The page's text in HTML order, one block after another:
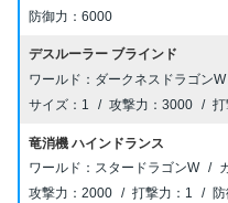
6000
デスルーラー ブラインド
ダークネスドラゴンW
1
3000
竜消機 ハインドランス
スタードラゴンW
2000
1